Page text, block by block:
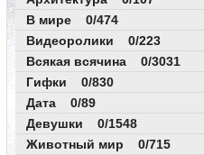
В мире 0/474
Видеоролики 0/223
Всякая всячина 0/3031
Гифки 0/830
Дата 0/89
Девушки 0/1548
Животный мир 0/715